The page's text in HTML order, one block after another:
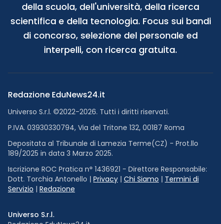
della scuola, dell'università, della ricerca
scientifica e della tecnologia. Focus sui bandi
di concorso, selezione del personale ed
interpelli, con ricerca gratuita.
Redazione EduNews24.it
Universo S.r.l. ©2022-2026. Tutti i diritti riservati.
P.IVA. 03930330794, Via del Tritone 132, 00187 Roma
Depositata al Tribunale di Lamezia Terme(CZ) - Prot.llo
189/2025 in data 3 Marzo 2025.
Iscrizione ROC Pratica n° 1436921 - Direttore Responsabile:
Dott. Torchia Antonello | Privacy | Chi Siamo | Termini di
Servizio | Redazione
Universo S.r.l.